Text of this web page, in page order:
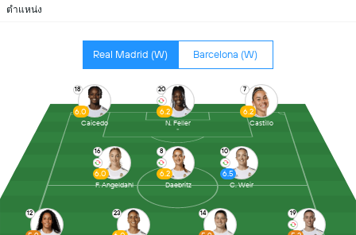
ตำแหน่ง
Real Madrid (W) Barcelona (W)
12 23 14 19
16
6.0
F. Angeldahl
8
6.2
Daebritz
10
6.5
C. Weir
18
6.0
Caicedo
20
6.2
N. Feller
7
6.2
Castillo